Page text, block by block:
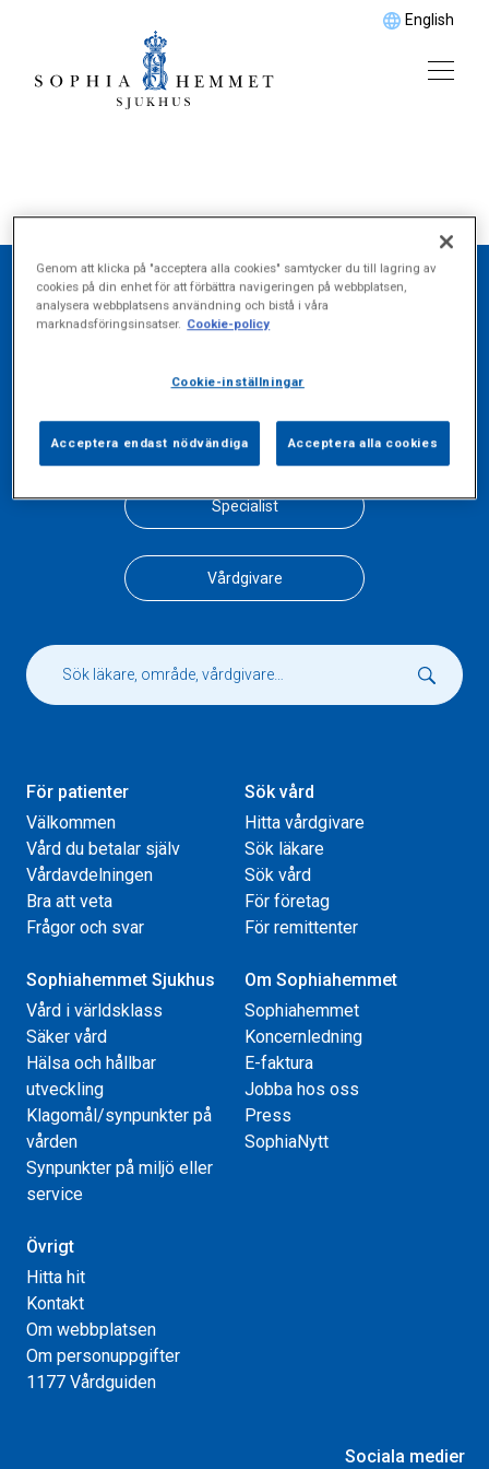
English
Hitta det du söker
Specialist
Vårdgivare
För patienter
Välkommen
Vård du betalar själv
Vårdavdelningen
Bra att veta
Frågor och svar
Sök vård
Hitta vårdgivare
Sök läkare
Sök vård
För företag
För remittenter
Sophiahemmet Sjukhus
Vård i världsklass
Säker vård
Hälsa och hållbar
utveckling
Klagomål/synpunkter på
vården
Synpunkter på miljö eller
service
Om Sophiahemmet
Sophiahemmet
Koncernledning
E-faktura
Jobba hos oss
Press
SophiaNytt
Övrigt
Hitta hit
Kontakt
Om webbplatsen
Om personuppgifter
1177 Vårdguiden
Sociala medier
Genom att klicka på "acceptera alla cookies" samtycker du till lagring av
cookies på din enhet för att förbättra navigeringen på webbplatsen,
analysera webbplatsens användning och bistå i våra
marknadsföringsinsatser. Cookie-policy
Cookie-inställningar
Acceptera endast nödvändiga Acceptera alla cookies